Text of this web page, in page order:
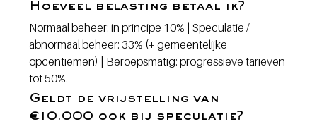
Hoeveel belasting betaal ik?
Normaal beheer: in principe 10% | Speculatie /
abnormaal beheer: 33% (+ gemeentelijke
opcentiemen) | Beroepsmatig: progressieve tarieven
tot 50%.
Geldt de vrijstelling van
€10.000 ook bij speculatie?